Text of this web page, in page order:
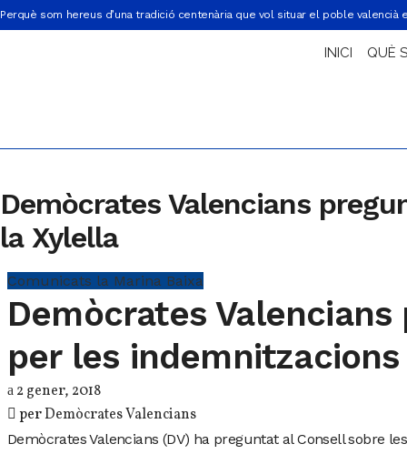
Perquè som hereus d’una tradició centenària que vol situar el poble valencià
INICI QUÈ
Demòcrates Valencians
la Xylella
Comunicats la Marina Baixa
Demòcrates
per les
2 gener, 2018
perDemòcrates Valencians
Demòcrates Valencians (DV) ha preguntat al Consell sobre